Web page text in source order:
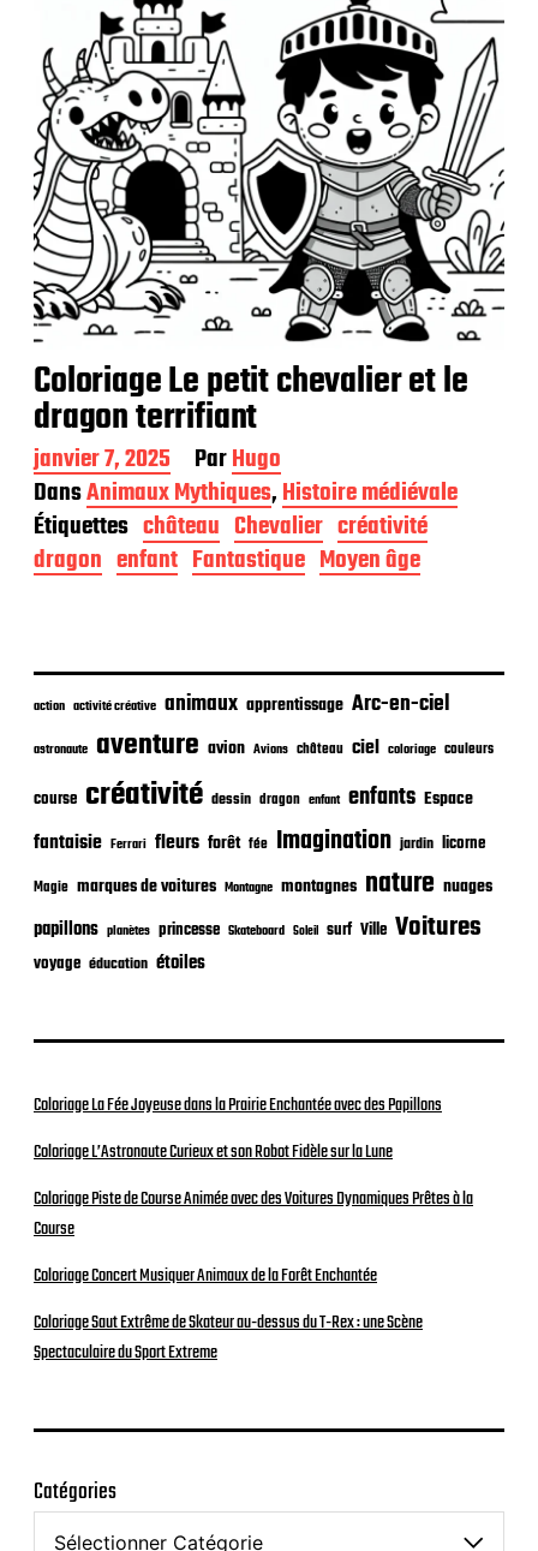
o
n
Coloriage Le petit chevalier et le
dragon terrifiant
D
a
t
e
d
e
l
i
a
i
n
janvier 7, 2025 ParHugo
DansAnimaux Mythiques,Histoire médiévale
Étiquettes château Chevalier créativité
dragon enfant Fantastique Moyen âge
action activité créative animaux apprentissage Arc-en-ciel
astronaute aventure avion Avions château ciel coloriage couleurs
course créativité dessin dragon enfant enfants Espace
fantaisie Ferrari fleurs forêt fée Imagination jardin licorne
Magie marques de voitures Montagne montagnes nature nuages
papillons planètes princesse Skateboard Soleil surf Ville Voitures
voyage éducation étoiles
Coloriage La Fée Joyeuse dans la Prairie Enchantée avec des Papillons
Coloriage L’Astronaute Curieux et son Robot Fidèle sur la Lune
Coloriage Piste de Course Animée avec des Voitures Dynamiques Prêtes à la
Course
Coloriage Concert Musiquer Animaux de la Forêt Enchantée
Coloriage Saut Extrême de Skateur au-dessus du T-Rex : une Scène
Spectaculaire du Sport Extreme
Catégories